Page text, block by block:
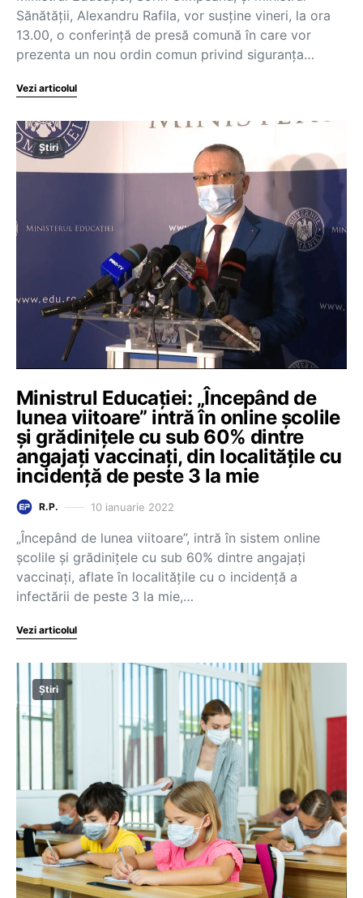
Sănătății, Alexandru Rafila, vor susține vineri, la ora
13.00, o conferință de presă comună în care vor
prezenta un nou ordin comun privind siguranța…
Vezi articolul
Știri
Ministrul Educației: „Începând de
lunea viitoare” intră în online școlile
și grădinițele cu sub 60% dintre
angajați vaccinați, din localitățile cu
incidență de peste 3 la mie
R.P. 10 ianuarie 2022
„Începând de lunea viitoare”, intră în sistem online
școlile și grădinițele cu sub 60% dintre angajați
vaccinați, aflate în localitățile cu o incidență a
infectării de peste 3 la mie,…
Vezi articolul
Știri